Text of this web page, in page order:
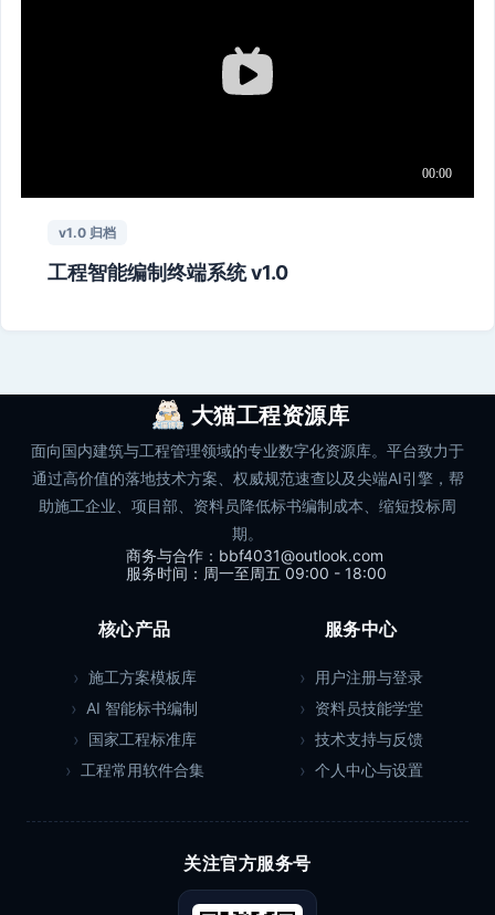
v1.0 归档
工程智能编制终端系统 v1.0
大猫工程资源库
面向国内建筑与工程管理领域的专业数字化资源库。平台致力于
通过高价值的落地技术方案、权威规范速查以及尖端AI引擎，帮
助施工企业、项目部、资料员降低标书编制成本、缩短投标周
期。
商务与合作：bbf4031@outlook.com
服务时间：周一至周五 09:00 - 18:00
核心产品
施工方案模板库
AI 智能标书编制
国家工程标准库
工程常用软件合集
服务中心
用户注册与登录
资料员技能学堂
技术支持与反馈
个人中心与设置
关注官方服务号